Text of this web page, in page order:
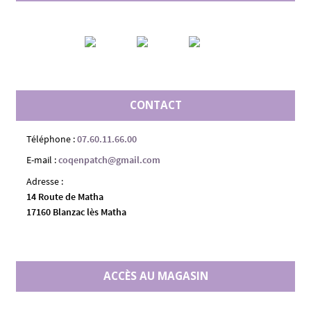
CONTACT
Téléphone :07.60.11.66.00
E-mail :coqenpatch@gmail.com
Adresse :
14 Route de Matha
17160 Blanzac lès Matha
ACCÈS AU MAGASIN